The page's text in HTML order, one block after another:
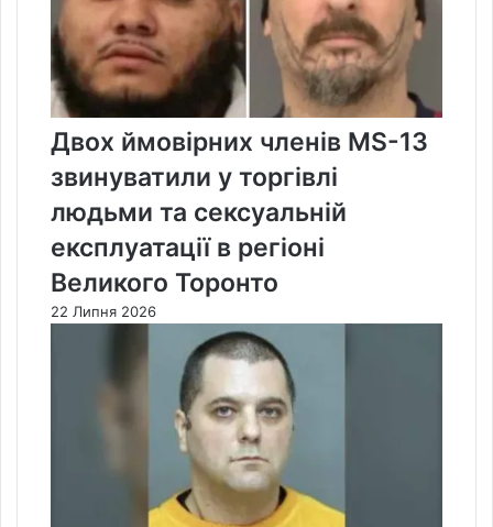
Двох ймовірних членів MS-13
звинуватили у торгівлі
людьми та сексуальній
експлуатації в регіоні
Великого Торонто
22 Липня 2026